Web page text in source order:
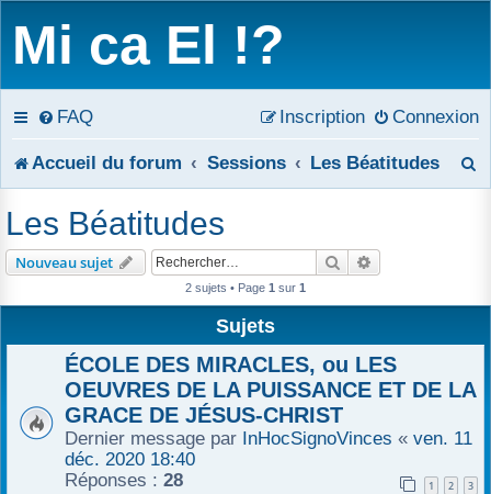
Mi ca El !?
FAQ Connexion
Inscription
Accueil du forum Sessions Les Béatitudes
Les Béatitudes
Nouveau sujet Rechercher
2 sujets • Page 1 sur 1
Sujets
ÉCOLE DES MIRACLES, ou LES
OEUVRES DE LA PUISSANCE ET DE LA
GRACE DE JÉSUS-CHRIST
Dernier message par InHocSignoVinces « ven. 11
déc. 2020 18:40
Réponses : 28 1 2 3